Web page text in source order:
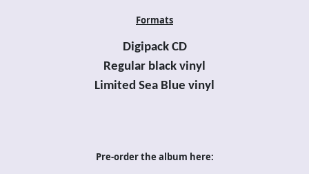
Formats
Digipack CD
Regular black vinyl
Limited Sea Blue vinyl
Pre-order the album here: